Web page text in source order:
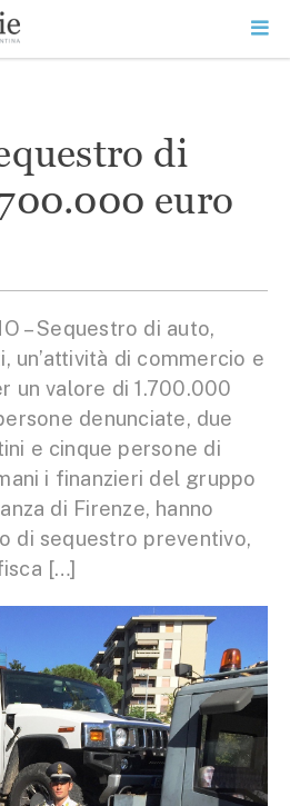
di
euro
– Sequestro di auto,
un’attività di commercio e
un valore di 1.700.000
denunciate, due
e cinque persone di
i finanzieri del gruppo
di Firenze, hanno
di sequestro preventivo,
[…]